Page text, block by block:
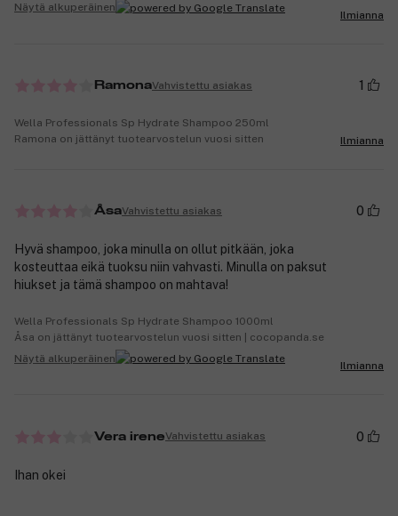
Näytä alkuperäinen
Ilmianna
RamonaVahvistettu asiakas 1
Wella Professionals Sp Hydrate Shampoo 250ml
Ramona on jättänyt tuotearvostelun vuosi sitten
Ilmianna
ÅsaVahvistettu asiakas 0
Hyvä shampoo, joka minulla on ollut pitkään, joka
kosteuttaa eikä tuoksu niin vahvasti. Minulla on paksut
hiukset ja tämä shampoo on mahtava!
Wella Professionals Sp Hydrate Shampoo 1000ml
Åsa on jättänyt tuotearvostelun vuosi sitten | cocopanda.se
Näytä alkuperäinen
Ilmianna
Vera ireneVahvistettu asiakas 0
Ihan okei